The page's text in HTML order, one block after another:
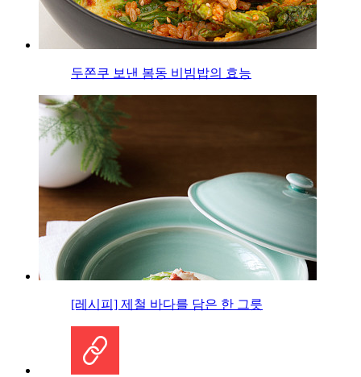
두쫀쿠 보낸 봄동 비빔밥의 효능
[레시피] 제철 바다를 담은 한 그릇